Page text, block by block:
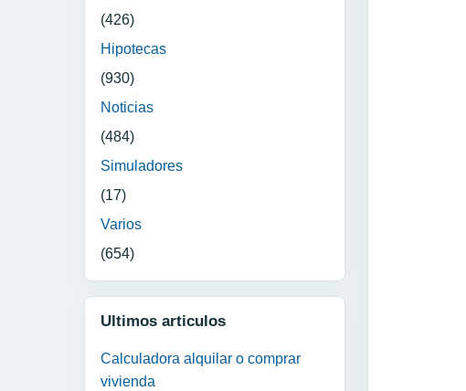
(426)
Hipotecas
(930)
Noticias
(484)
Simuladores
(17)
Varios
(654)
Ultimos articulos
Calculadora alquilar o comprar
vivienda